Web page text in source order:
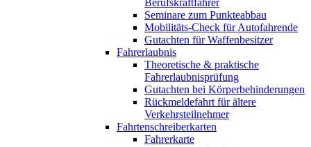
Seminare zum Punkteabbau
Mobilitäts-Check für Autofahrende
Gutachten für Waffenbesitzer
Fahrerlaubnis
Theoretische & praktische
Fahrerlaubnisprüfung
Gutachten bei Körperbehinderungen
Rückmeldefahrt für ältere
Verkehrsteilnehmer
Fahrtenschreiberkarten
Fahrerkarte